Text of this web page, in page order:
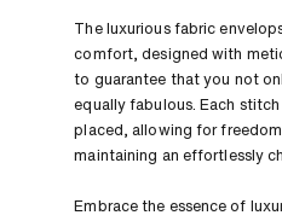
The luxurious fabric
comfort, designed with
to guarantee that you not
equally fabulous. Each
placed, allowing for
maintaining an effortlessly
Embrace the essence of